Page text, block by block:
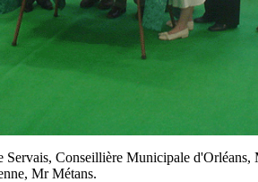
Servais, Conseillière Municipale
Mr Métans.